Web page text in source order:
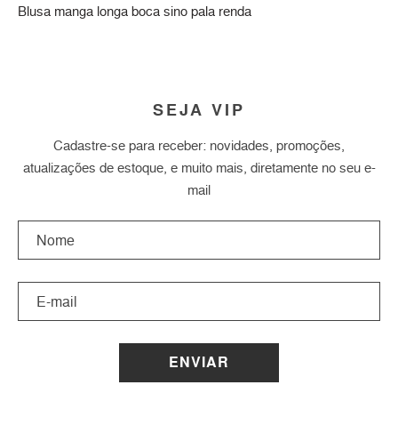
Blusa manga longa boca sino pala renda
SEJA VIP
Cadastre-se para receber: novidades, promoções,
atualizações de estoque, e muito mais, diretamente no seu e-
mail
ENVIAR